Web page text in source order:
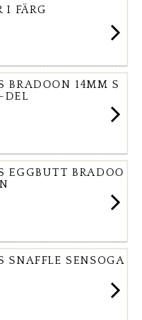
I FÄRG
BRADOON 14MM S
DEL
EGGBUTT BRADOO
SNAFFLE SENSOGA